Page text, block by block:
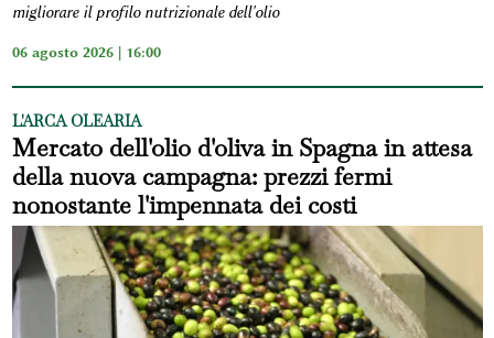
migliorare il profilo nutrizionale dell'olio
06 agosto 2026 | 16:00
L'ARCA OLEARIA
Mercato dell'olio d'oliva in Spagna in attesa
della nuova campagna: prezzi fermi
nonostante l'impennata dei costi